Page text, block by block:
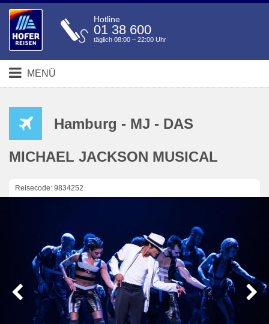
Hotline
01 38 600
täglich 08:00 – 22:00 Uhr
MENÜ
Hamburg - MJ - DAS
MICHAEL JACKSON MUSICAL
Reisecode: 9834252